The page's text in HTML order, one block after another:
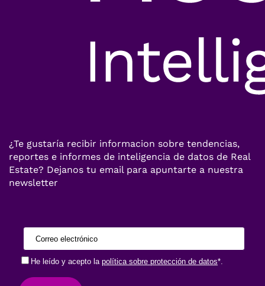
¿Te gustaría recibir informacion sobre tendencias,
reportes e informes de inteligencia de datos de Real
Estate? Dejanos tu email para apuntarte a nuestra
newsletter